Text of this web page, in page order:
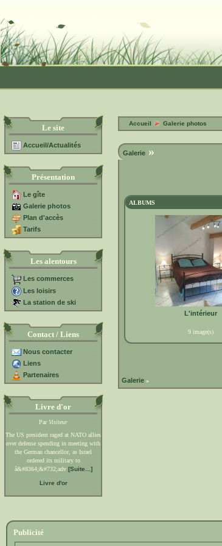
Le site
Accueil/Actualités
Présentation
Le gîte
Galerie photos
Plan d'accès
Tarifs
Les alentours
Les commerces
Les loisirs
La station de ski
Contact / Liens
Nous contacter
Liens
Partenaires
Livre d'or
Par Visiteur
The US president raged at NATO allies
over defense spending in meeting with
the German chancellor, as Israel
ordered its military to
â&#8364;&#732;adv [Suite...]
Livre d'or
Accueil Galerie photos
Galerie »
ALBUMS
L'intérieur
9 image(s)
Galerie »
Publicité